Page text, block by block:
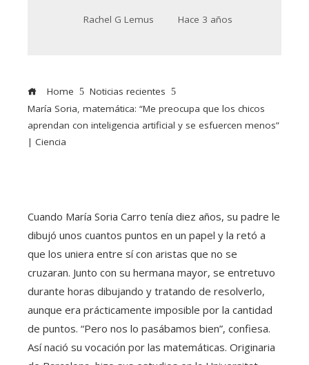
Rachel G Lemus Hace 3 años
Home
Noticias recientes
María Soria, matemática: “Me preocupa que los chicos
aprendan con inteligencia artificial y se esfuercen menos”
| Ciencia
Cuando María Soria Carro tenía diez años, su padre le
dibujó unos cuantos puntos en un papel y la retó a
que los uniera entre sí con aristas que no se
cruzaran. Junto con su hermana mayor, se entretuvo
durante horas dibujando y tratando de resolverlo,
aunque era prácticamente imposible por la cantidad
de puntos. “Pero nos lo pasábamos bien”, confiesa.
Así nació su vocación por las matemáticas. Originaria